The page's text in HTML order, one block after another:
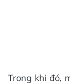
Trong khi đó,